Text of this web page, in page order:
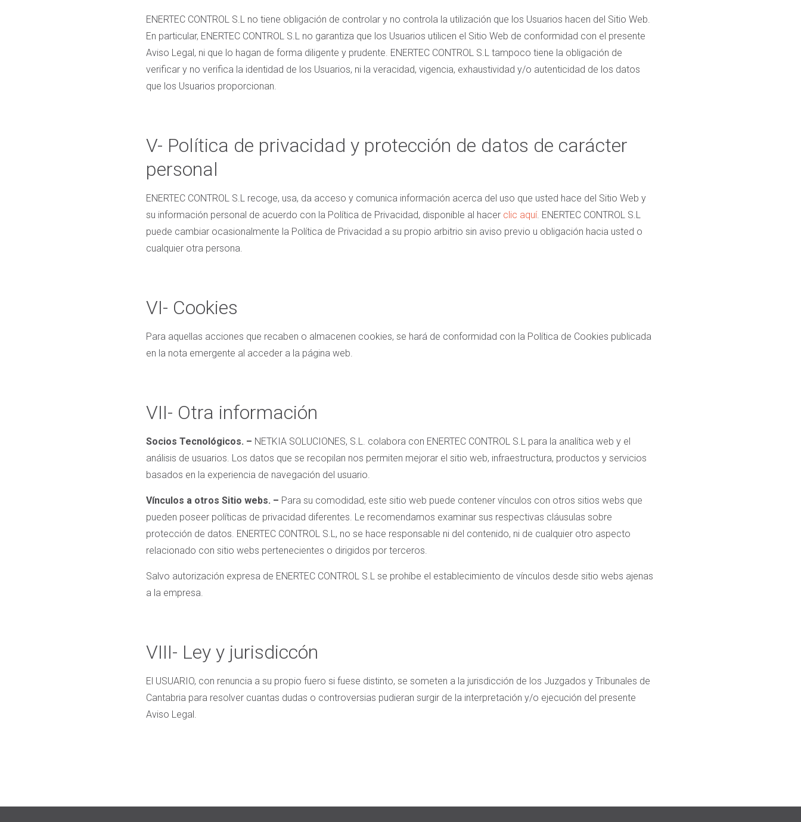
ENERTEC CONTROL S.L no tiene obligación de controlar y no controla la utilización que los Usuarios hacen del Sitio Web.
En particular, ENERTEC CONTROL S.L no garantiza que los Usuarios utilicen el Sitio Web de conformidad con el presente
Aviso Legal, ni que lo hagan de forma diligente y prudente. ENERTEC CONTROL S.L tampoco tiene la obligación de
verificar y no verifica la identidad de los Usuarios, ni la veracidad, vigencia, exhaustividad y/o autenticidad de los datos
que los Usuarios proporcionan.
V- Política de privacidad y protección de datos de carácter
personal
ENERTEC CONTROL S.L recoge, usa, da acceso y comunica información acerca del uso que usted hace del Sitio Web y
su información personal de acuerdo con la Política de Privacidad, disponible al hacer clic aquí. ENERTEC CONTROL S.L
puede cambiar ocasionalmente la Política de Privacidad a su propio arbitrio sin aviso previo u obligación hacia usted o
cualquier otra persona.
VI- Cookies
Para aquellas acciones que recaben o almacenen cookies, se hará de conformidad con la Política de Cookies publicada
en la nota emergente al acceder a la página web.
VII- Otra información
Socios Tecnológicos. – NETKIA SOLUCIONES, S.L. colabora con ENERTEC CONTROL S.L para la analítica web y el
análisis de usuarios. Los datos que se recopilan nos permiten mejorar el sitio web, infraestructura, productos y servicios
basados en la experiencia de navegación del usuario.
Vínculos a otros Sitio webs. – Para su comodidad, este sitio web puede contener vínculos con otros sitios webs que
pueden poseer políticas de privacidad diferentes. Le recomendamos examinar sus respectivas cláusulas sobre
protección de datos. ENERTEC CONTROL S.L, no se hace responsable ni del contenido, ni de cualquier otro aspecto
relacionado con sitio webs pertenecientes o dirigidos por terceros.
Salvo autorización expresa de ENERTEC CONTROL S.L se prohíbe el establecimiento de vínculos desde sitio webs ajenas
a la empresa.
VIII- Ley y jurisdiccón
El USUARIO, con renuncia a su propio fuero si fuese distinto, se someten a la jurisdicción de los Juzgados y Tribunales de
Cantabria para resolver cuantas dudas o controversias pudieran surgir de la interpretación y/o ejecución del presente
Aviso Legal.